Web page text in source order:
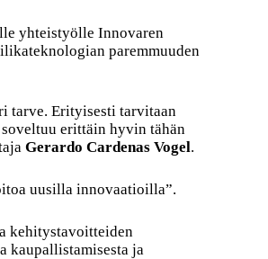
yhteistyölle Innovaren
paremmuuden
tarve. Erityisesti tarvitaan
erittäin hyvin tähän
Gerardo Cardenas Vogel.
uusilla innovaatioilla”.
kehitystavoitteiden
kaupallistamisesta ja